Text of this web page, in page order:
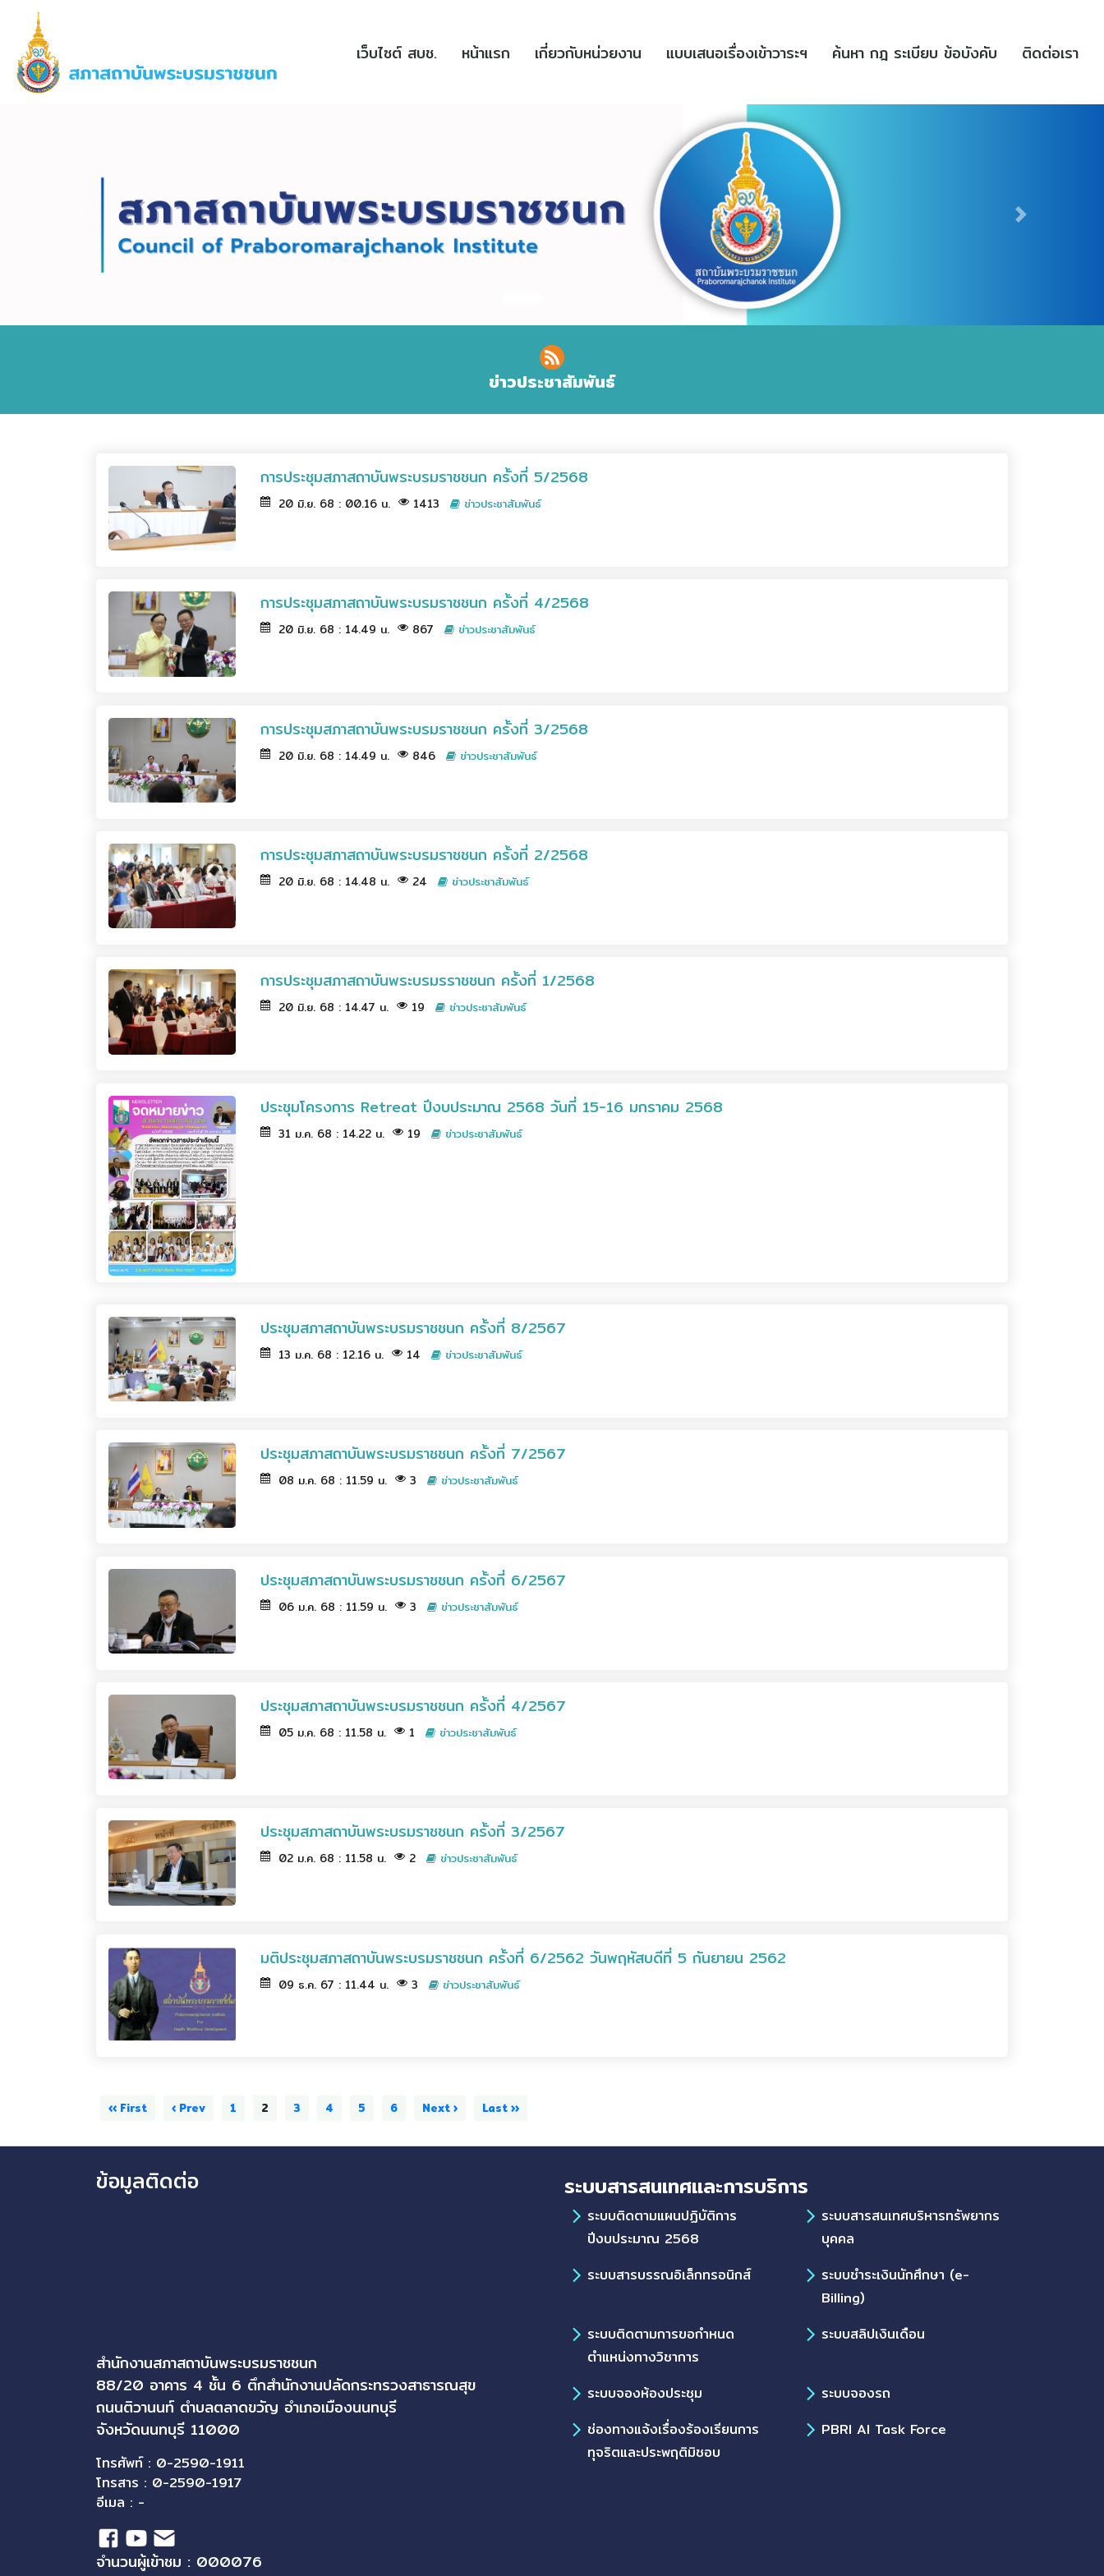
เว็บไซต์ สบช.(current)
หน้าแรก (current)
เกี่ยวกับหน่วยงาน แบบเสนอเรื่องเข้าวาระฯ (current)
ค้นหา กฎ ระเบียบ ข้อบังคับ (current)
ติดต่อเรา
Previous Next
ข่าวประชาสัมพันธ์
การประชุมสภาสถาบันพระบรมราชชนก ครั้งที่ 5/2568
20 มิ.ย. 68 : 00.16 น. 1413 ข่าวประชาสัมพันธ์
การประชุมสภาสถาบันพระบรมราชชนก ครั้งที่ 4/2568
20 มิ.ย. 68 : 14.49 น. 867 ข่าวประชาสัมพันธ์
การประชุมสภาสถาบันพระบรมราชชนก ครั้งที่ 3/2568
20 มิ.ย. 68 : 14.49 น. 846 ข่าวประชาสัมพันธ์
การประชุมสภาสถาบันพระบรมราชชนก ครั้งที่ 2/2568
20 มิ.ย. 68 : 14.48 น. 24 ข่าวประชาสัมพันธ์
การประชุมสภาสถาบันพระบรมรราชชนก ครั้งที่ 1/2568
20 มิ.ย. 68 : 14.47 น. 19 ข่าวประชาสัมพันธ์
ประชุมโครงการ Retreat ปีงบประมาณ 2568 วันที่ 15-16 มกราคม 2568
31 ม.ค. 68 : 14.22 น. 19 ข่าวประชาสัมพันธ์
ประชุมสภาสถาบันพระบรมราชชนก ครั้งที่ 8/2567
13 ม.ค. 68 : 12.16 น. 14 ข่าวประชาสัมพันธ์
ประชุมสภาสถาบันพระบรมราชชนก ครั้งที่ 7/2567
08 ม.ค. 68 : 11.59 น. 3 ข่าวประชาสัมพันธ์
ประชุมสภาสถาบันพระบรมราชชนก ครั้งที่ 6/2567
06 ม.ค. 68 : 11.59 น. 3 ข่าวประชาสัมพันธ์
ประชุมสภาสถาบันพระบรมราชชนก ครั้งที่ 4/2567
05 ม.ค. 68 : 11.58 น. 1 ข่าวประชาสัมพันธ์
ประชุมสภาสถาบันพระบรมราชชนก ครั้งที่ 3/2567
02 ม.ค. 68 : 11.58 น. 2 ข่าวประชาสัมพันธ์
มติประชุมสภาสถาบันพระบรมราชชนก ครั้งที่ 6/2562 วันพฤหัสบดีที่ 5 กันยายน 2562
09 ธ.ค. 67 : 11.44 น. 3 ข่าวประชาสัมพันธ์
‹‹ First ‹ Prev 1 2 3 4 5 6 Next › Last ››
ข้อมูลติดต่อ
สำนักงานสภาสถาบันพระบรมราชชนก
88/20 อาคาร 4 ชั้น 6 ตึกสำนักงานปลัดกระทรวงสาธารณสุข
ถนนติวานนท์ ตำบลตลาดขวัญ อำเภอเมืองนนทบุรี
จังหวัดนนทบุรี 11000
โทรศัพท์ : 0-2590-1911
โทรสาร : 0-2590-1917
อีเมล : -
จำนวนผู้เข้าชม : 000076
ระบบสารสนเทศและการบริการ
ระบบติดตามแผนปฏิบัติการ
ปีงบประมาณ 2568
ระบบสารสนเทศบริหารทรัพยากร
บุคคล
ระบบสารบรรณอิเล็กทรอนิกส์
ระบบชำระเงินนักศึกษา (e-
Billing)
ระบบติดตามการขอกำหนด
ตำแหน่งทางวิชาการ
ระบบสลิปเงินเดือน
ระบบจองห้องประชุม
ระบบจองรถ
ช่องทางแจ้งเรื่องร้องเรียนการ
ทุจริตและประพฤติมิชอบ
PBRI AI Task Force